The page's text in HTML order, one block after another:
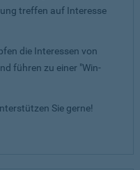
treffen auf Interesse
die Interessen von
führen zu einer "Win-
Sie gerne!